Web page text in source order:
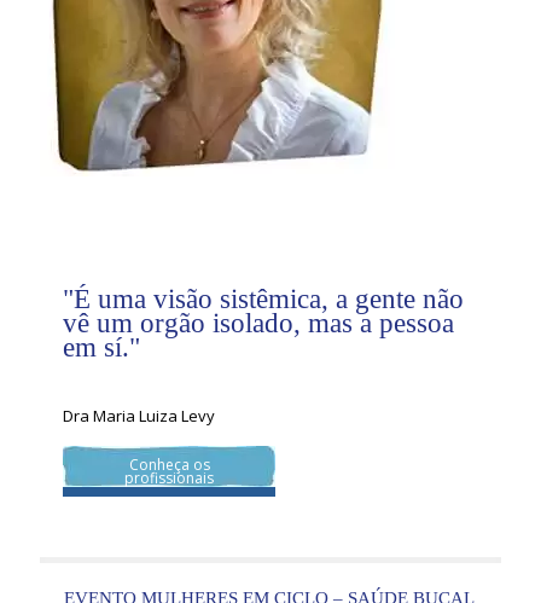
"É uma visão sistêmica, a gente não
vê um orgão isolado, mas a pessoa
em sí."
Dra Maria Luiza Levy
Conheça os
profissionais
EVENTO MULHERES EM CICLO – SAÚDE BUCAL